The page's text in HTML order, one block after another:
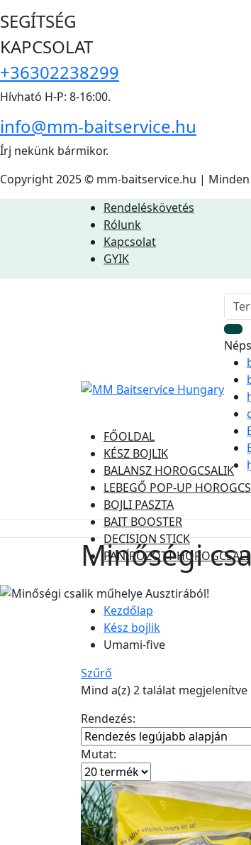
SEGÍTSÉG
KAPCSOLAT
+36302238299
Hívható H-P: 8-16:00.
info@mm-baitservice.hu
Írj nekünk bármikor.
Copyright 2025 © mm-baitservice.hu |
Rendeléskövetés
Rólunk
Kapcsolat
GYIK
FŐOLDAL
KÉSZ BOJLIK
BALANSZ HOROGCSALIK
LEBEGŐ POP-UP
BOJLI PASZTA
BAIT BOOSTER
DECISION STICK
PANÍROZOTT HOROGCSALI
Minőségi
Kezdőlap
Kész bojlik
Umami-five
Szűrő
Mind a(z) 2 találat megjelenítve
Rendezés:
Mutat: